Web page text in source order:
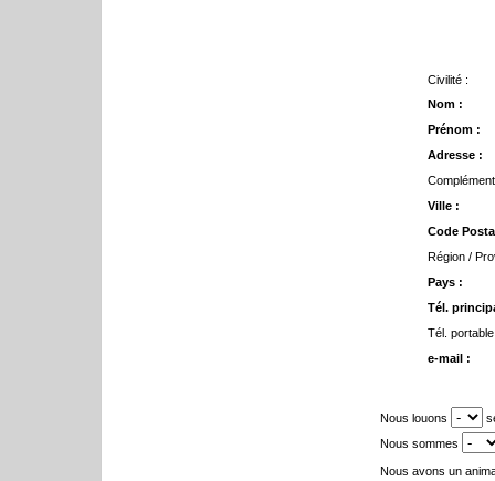
Civilité :
Nom :
Prénom :
Adresse :
Ville :
Code
Région /
Pays :
Tél.
Tél.
e-mail :
Nous louons
Nous sommes
Nous avons un